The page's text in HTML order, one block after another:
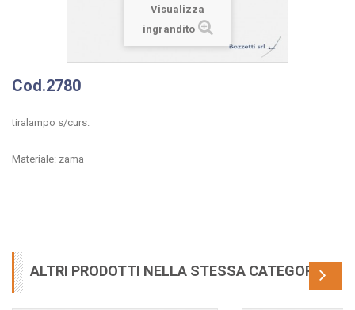
Visualizza
ingrandito
Cod.2780
tiralampo s/curs.
Materiale: zama
ALTRI PRODOTTI NELLA STESSA CATEGORIA